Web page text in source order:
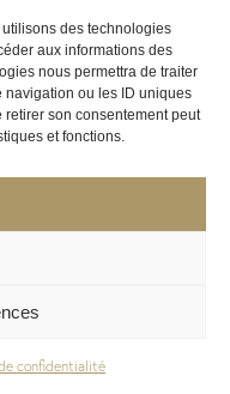
des technologies
aux informations des
nous permettra de traiter
navigation ou les ID uniques
son consentement peut
et fonctions.
confidentialité